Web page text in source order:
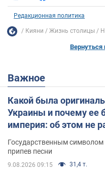
Редакционная политика
Кияни Жизнь столицы
Вернуться
Важное
Какой была
Украины и почему ее
империя: об этом не
Государственным
припев песни
9.08.2026 09:15 31,4 т.